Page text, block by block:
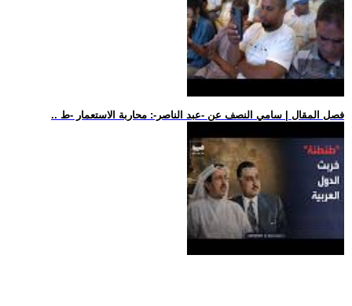
.. فصل المقال | سامي النصف عن -عبد الناصر-: محاربة الاستعمار -ط